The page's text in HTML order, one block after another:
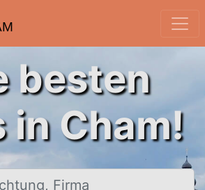
besten
in Cham!
Firma